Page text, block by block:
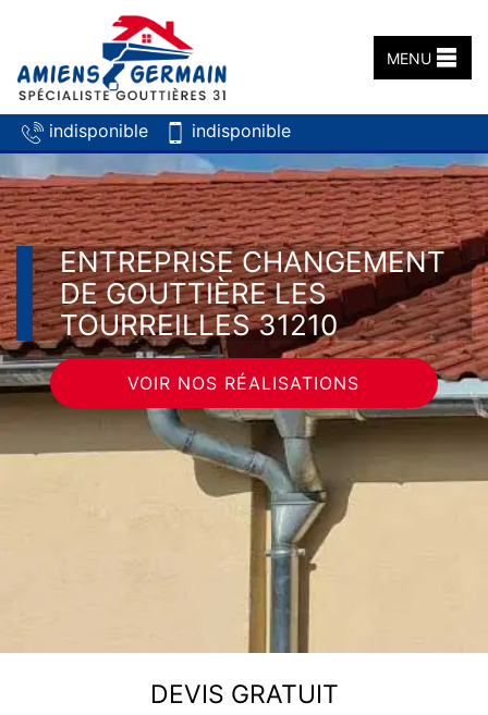
indisponible indisponible
MENU
ENTREPRISE CHANGEMENT
DE GOUTTIÈRE LES
TOURREILLES 31210
VOIR NOS RÉALISATIONS
DEVIS GRATUIT